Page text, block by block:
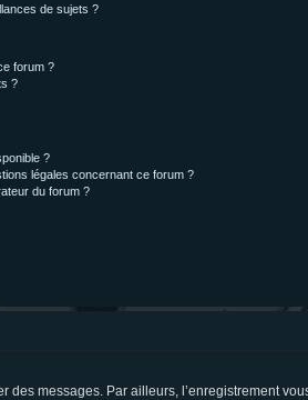
de sujets ?
forum ?
?
?
légales concernant ce forum ?
du forum ?
des messages. Par ailleurs, l’enregistrement